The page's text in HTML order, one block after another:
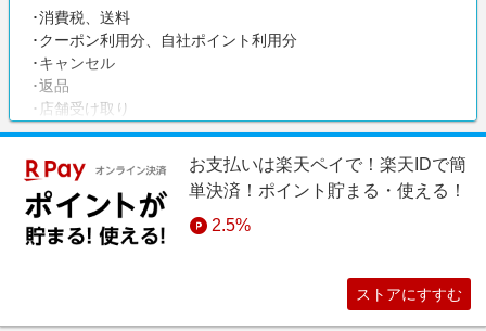
･消費税、送料
･クーポン利用分、自社ポイント利用分
･キャンセル
･返品
･店舗受け取り
お支払いは楽天ペイで！楽天IDで簡
単決済！ポイント貯まる・使える！
2.5%
ストアにすすむ